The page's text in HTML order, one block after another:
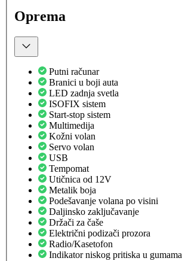
Oprema
Putni računar
Branici u boji auta
LED zadnja svetla
ISOFIX sistem
Start-stop sistem
Multimedija
Kožni volan
Servo volan
USB
Tempomat
Utičnica od 12V
Metalik boja
Podešavanje volana po visini
Daljinsko zaključavanje
Držači za čaše
Električni podizači prozora
Radio/Kasetofon
Indikator niskog pritiska u gumama